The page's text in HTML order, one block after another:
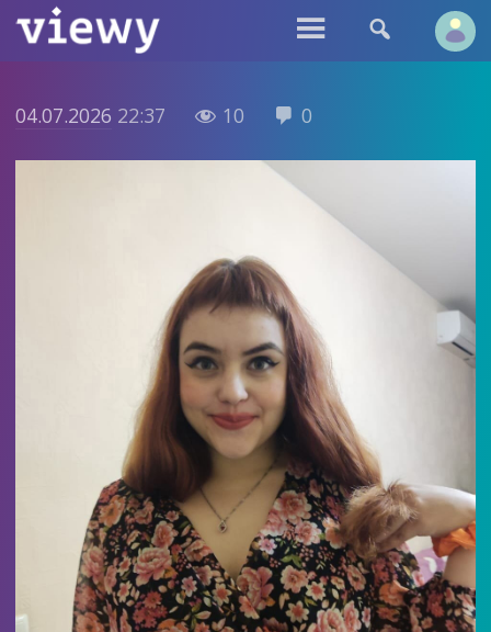
 
04.07.2026 22:37  10  0